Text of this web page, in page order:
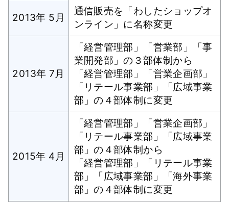
2013年 5月
通信販売を「わしたショップオ
ンライン」に名称変更
2013年 7月
「経営管理部」「営業部」「事
業開発部」の３部体制から
「経営管理部」「営業企画部」
「リテール事業部」「広域事業
部」の４部体制に変更
2015年 4月
「経営管理部」「営業企画部」
「リテール事業部」「広域事業
部」の４部体制から
「経営管理部」「リテール事業
部」「広域事業部」「海外事業
部」の４部体制に変更